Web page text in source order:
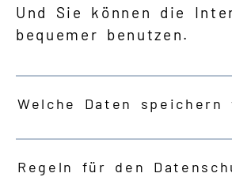
Und Sie können die
bequemer benutzen.
Welche Daten speichern
Regeln für den